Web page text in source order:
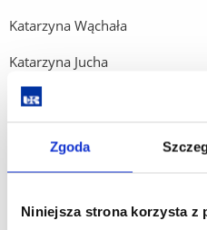
Zgoda
Niniejsza strona korzysta z
Katarzyna Wąchała
Katarzyna Jucha
Karolina Miś
Klaudia Szelengiewicz
Klaudia Fikas